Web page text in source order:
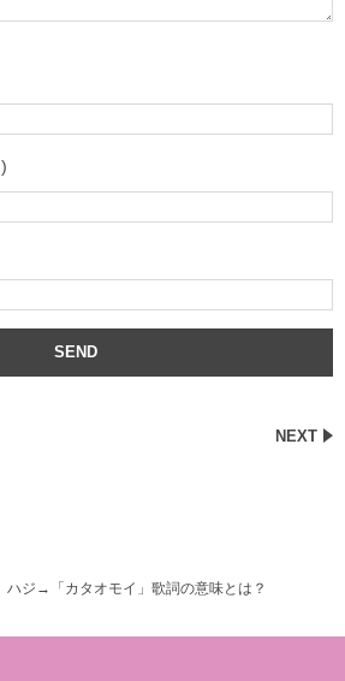
NEXT
ハジ→「カタオモイ」歌詞の意味とは？